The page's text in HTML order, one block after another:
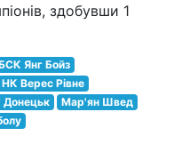
здобувши 1
Янг Бойз
НК Верес Рівне
Мар'ян Швед